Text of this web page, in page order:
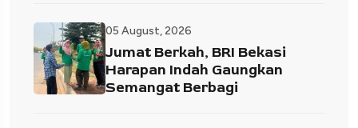
05 August, 2026
Jumat Berkah, BRI Bekasi
Harapan Indah Gaungkan
Semangat Berbagi